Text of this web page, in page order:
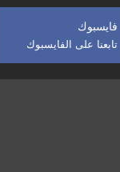
فايسبوك
تابعنا على الفايسبوك